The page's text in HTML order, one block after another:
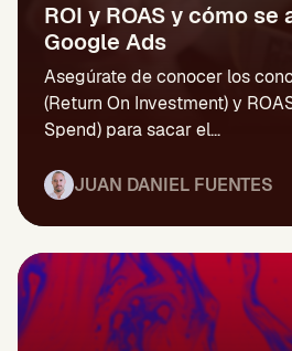
ROI y ROAS y cómo se
Google Ads
Asegúrate de conocer los
(Return On Investment) y
Spend) para sacar el...
JUAN DANIEL FUENTES